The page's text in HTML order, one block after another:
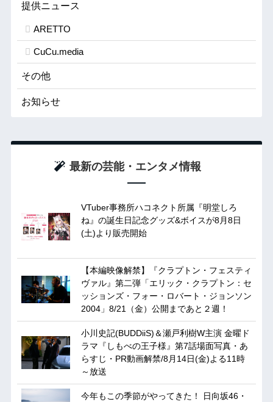
提供ニュース
ARETTO
CuCu.media
その他
お知らせ
最新の芸能・エンタメ情報
VTuber事務所ハコネクト所属『明堂しろ
ね』の誕生日記念グッズ&ボイスが8月8日
(土)より販売開始
【本編映像解禁】『クラプトン・フェスティ
ヴァル』第二弾「エリック・クラプトン：セ
ッションズ・フォー・ロバート・ジョンソン
2004」8/21（金）公開まであと２週！
小川史記(BUDDiiS)＆瀬戸利樹W主演 金曜ド
ラマ『しもべの王子様』第7話場面写真・あ
らすじ・PR動画解禁/8月14日(金)よる11時
～放送
今年もこの季節がやってきた！ 日向坂46・